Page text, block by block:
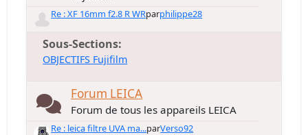
Re : XF 16mm f2.8 R WRparphilippe28
Sous-Sections
OBJECTIFS Fujifilm
Forum LEICA
Forum de tous les appareils LEICA
Re : leica filtre UVA ma...parVerso92